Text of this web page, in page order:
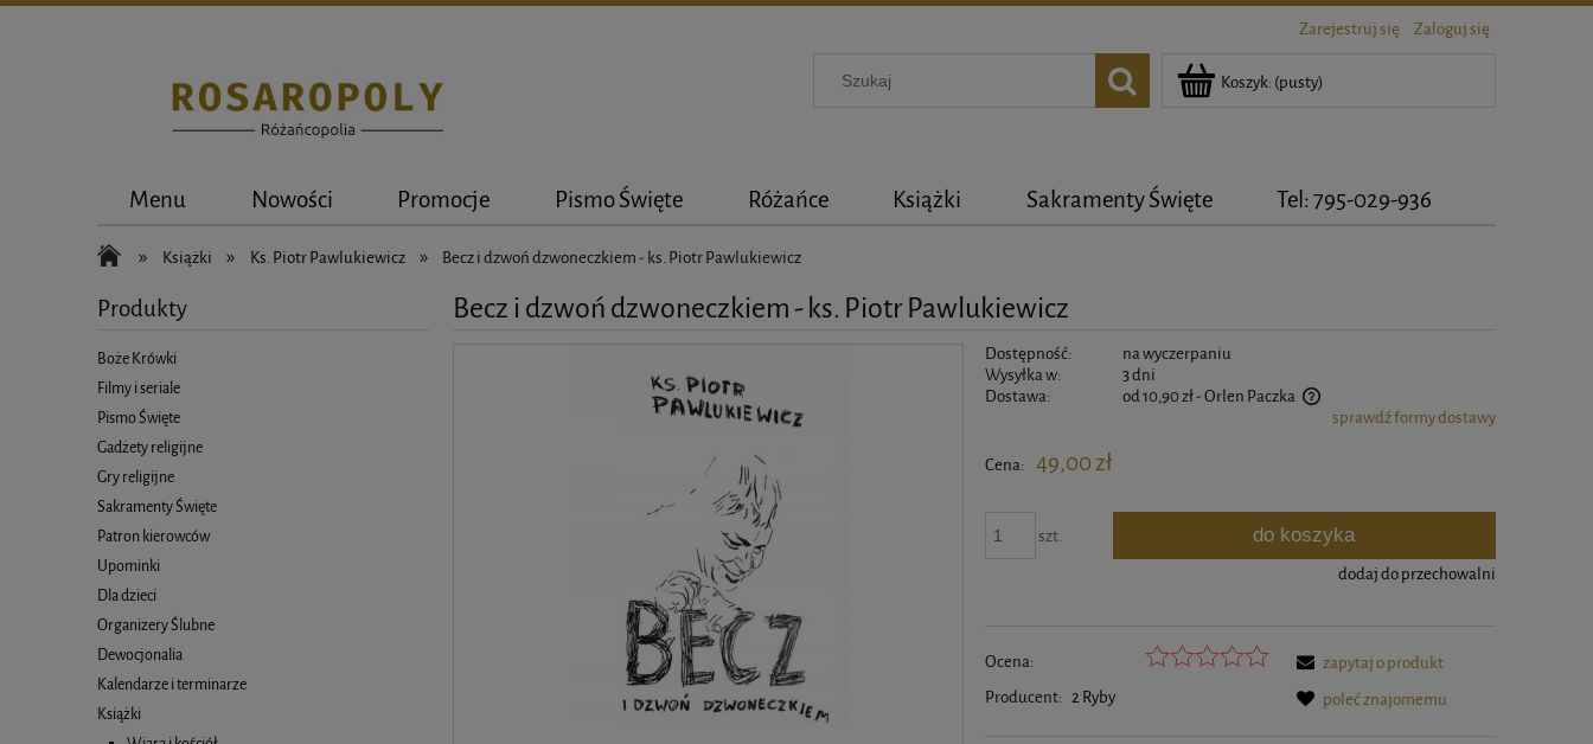
Zarejestruj się Zaloguj się
Koszyk: (pusty)
Menu Nowości Promocje Pismo Święte Różańce Książki Sakramenty Święte Tel: 795-029-936
» Książki » Ks. Piotr Pawlukiewicz » Becz i dzwoń dzwoneczkiem - ks. Piotr Pawlukiewicz
Produkty
Boże Krówki
Filmy i seriale
Pismo Święte
Gadżety religijne
Gry religijne
Sakramenty Święte
Patron kierowców
Upominki
Dla dzieci
Organizery Ślubne
Dewocjonalia
Kalendarze i terminarze
Książki
Becz i dzwoń dzwoneczkiem - ks. Piotr Pawlukiewicz
Dostępność:
na wyczerpaniu
Wysyłka w:
3 dni
Dostawa:
od 10,90 zł- Orlen Paczka
Cena nie zawiera ewentualnych kosztów płatności
sprawdź formy dostawy
Cena: 49,00 zł
szt. do koszyka
dodaj do przechowalni
Ocena:
Producent: 2 Ryby
zapytaj o produkt
poleć znajomemu